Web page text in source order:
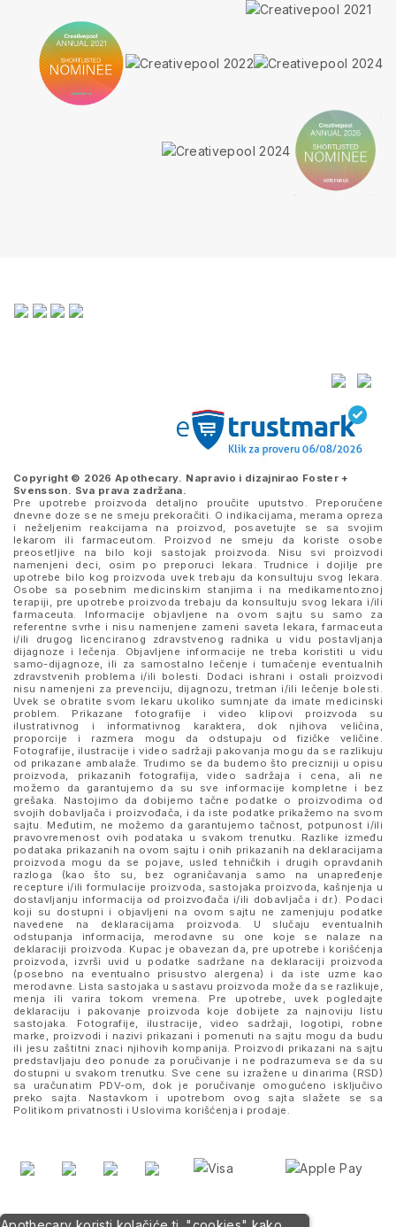
Copyright © 2026 Apothecary. Napravio i dizajnirao Foster +
Svensson . Sva prava zadržana.
Pre upotrebe proizvoda detaljno proučite uputstvo. Preporučene
dnevne doze se ne smeju prekoračiti. O indikacijama, merama opreza
i neželjenim reakcijama na proizvod, posavetujte se sa svojim
lekarom ili farmaceutom. Proizvod ne smeju da koriste osobe
preosetljive na bilo koji sastojak proizvoda. Nisu svi proizvodi
namenjeni deci, osim po preporuci lekara. Trudnice i dojilje pre
upotrebe bilo kog proizvoda uvek trebaju da konsultuju svog lekara.
Osobe sa posebnim medicinskim stanjima i na medikamentoznoj
terapiji, pre upotrebe proizvoda trebaju da konsultuju svog lekara i/ili
farmaceuta. Informacije objavljene na ovom sajtu su samo za
referentne svrhe i nisu namenjene zameni saveta lekara, farmaceuta
i/ili drugog licenciranog zdravstvenog radnika u vidu postavljanja
dijagnoze i lečenja. Objavljene informacije ne treba koristiti u vidu
samo-dijagnoze, ili za samostalno lečenje i tumačenje eventualnih
zdravstvenih problema i/ili bolesti. Dodaci ishrani i ostali proizvodi
nisu namenjeni za prevenciju, dijagnozu, tretman i/ili lečenje bolesti.
Uvek se obratite svom lekaru ukoliko sumnjate da imate medicinski
problem. Prikazane fotografije i video klipovi proizvoda su
ilustrativnog i informativnog karaktera, dok njihova veličina,
proporcije i razmera mogu da odstupaju od fizičke veličine.
Fotografije, ilustracije i video sadržaji pakovanja mogu da se razlikuju
od prikazane ambalaže. Trudimo se da budemo što precizniji u opisu
proizvoda, prikazanih fotografija, video sadržaja i cena, ali ne
možemo da garantujemo da su sve informacije kompletne i bez
grešaka. Nastojimo da dobijemo tačne podatke o proizvodima od
svojih dobavljača i proizvođača, i da iste podatke prikažemo na svom
sajtu. Međutim, ne možemo da garantujemo tačnost, potpunost i/ili
pravovremenost ovih podataka u svakom trenutku. Razlike između
podataka prikazanih na ovom sajtu i onih prikazanih na deklaracijama
proizvoda mogu da se pojave, usled tehničkih i drugih opravdanih
razloga (kao što su, bez ograničavanja samo na unapređenje
recepture i/ili formulacije proizvoda, sastojaka proizvoda, kašnjenja u
dostavljanju informacija od proizvođača i/ili dobavljača i dr.). Podaci
koji su dostupni i objavljeni na ovom sajtu ne zamenjuju podatke
navedene na deklaracijama proizvoda. U slučaju eventualnih
odstupanja informacija, merodavne su one koje se nalaze na
deklaraciji proizvoda. Kupac je obavezan da, pre upotrebe i korišćenja
proizvoda, izvrši uvid u podatke sadržane na deklaraciji proizvoda
(posebno na eventualno prisustvo alergena) i da iste uzme kao
merodavne. Lista sastojaka u sastavu proizvoda može da se razlikuje,
menja ili varira tokom vremena. Pre upotrebe, uvek pogledajte
deklaraciju i pakovanje proizvoda koje dobijete za najnoviju listu
sastojaka. Fotografije, ilustracije, video sadržaji, logotipi, robne
marke, proizvodi i nazivi prikazani i pomenuti na sajtu mogu da budu
ili jesu zaštitni znaci njihovih kompanija. Proizvodi prikazani na sajtu
predstavljaju deo ponude za poručivanje i ne podrazumeva se da su
dostupni u svakom trenutku. Sve cene su izražene u dinarima (RSD)
sa uračunatim PDV-om, dok je poručivanje omogućeno isključivo
preko sajta. Nastavkom i upotrebom ovog sajta slažete se sa
Politikom privatnosti i Uslovima korišćenja i prodaje